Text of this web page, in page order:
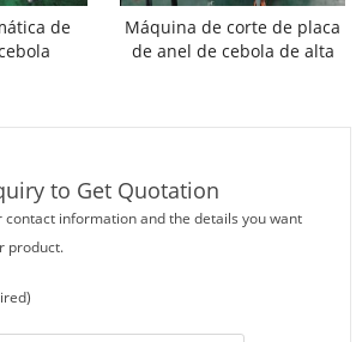
de
Máquina de corte de placa
de anel de cebola de alta
to Get Quotation
contact information and the details you want
product.